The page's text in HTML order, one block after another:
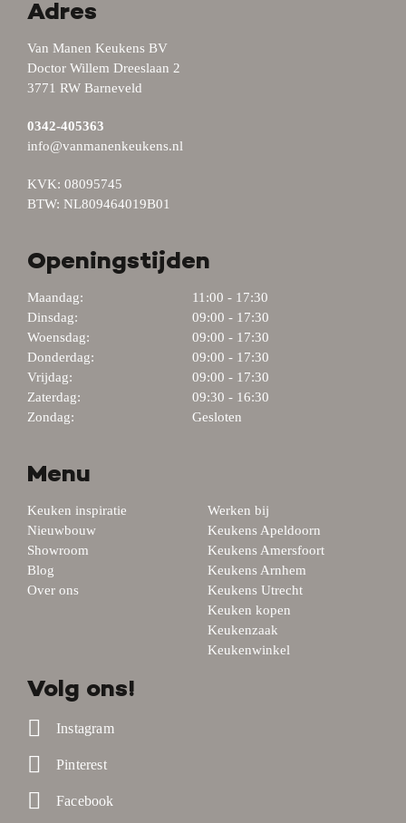
Adres
Van Manen Keukens BV
Doctor Willem Dreeslaan 2
3771 RW Barneveld
0342-405363
info@vanmanenkeukens.nl
KVK: 08095745
BTW: NL809464019B01
Openingstijden
Maandag:
11:00 - 17:30
Dinsdag:
09:00 - 17:30
Woensdag:
09:00 - 17:30
Donderdag:
09:00 - 17:30
Vrijdag:
09:00 - 17:30
Zaterdag:
09:30 - 16:30
Zondag:
Gesloten
Menu
Keuken inspiratie
Nieuwbouw
Showroom
Blog
Over ons
Werken bij
Keukens Apeldoorn
Keukens Amersfoort
Keukens Arnhem
Keukens Utrecht
Keuken kopen
Keukenzaak
Keukenwinkel
Volg ons!
Instagram
Pinterest
Facebook